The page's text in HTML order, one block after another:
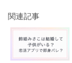
関連記事